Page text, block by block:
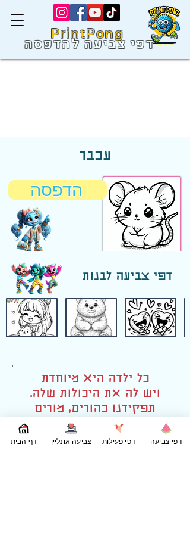
PrintPong
דפי צביעה להדפסה
עכבר
הדפסה
דפי צביעה לבנות
כל ילדה היא מיוחדת
ויש לה את היכולות שלה.
תפקידנו כהורים, מורים
ומדריכים הוא לעזור להן
לגלות את הכוחות הפנימיים
דף הבית צביעה אונליין דפי פעילות דפי צביעה